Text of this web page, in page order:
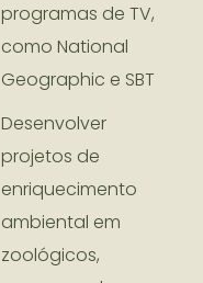
programas de TV,
como National
Geographic e SBT
Desenvolver
projetos de
enriquecimento
ambiental em
zoológicos,